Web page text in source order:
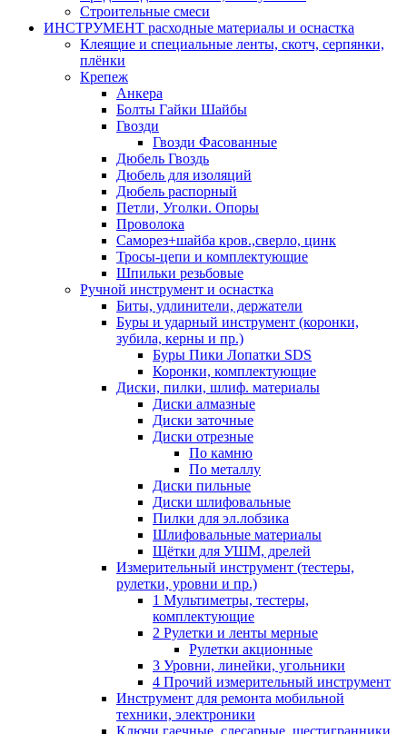
Строительные смеси
ИНСТРУМЕНТ расходные материалы и оснастка
Клеящие и специальные ленты, скотч, серпянки,
плёнки
Крепеж
Анкера
Болты Гайки Шайбы
Гвозди
Гвозди Фасованные
Дюбель Гвоздь
Дюбель для изоляций
Дюбель распорный
Петли, Уголки. Опоры
Проволока
Саморез+шайба кров.,сверло, цинк
Тросы-цепи и комплектующие
Шпильки резьбовые
Ручной инструмент и оснастка
Биты, удлинители, держатели
Буры и ударный инструмент (коронки,
зубила, керны и пр.)
Буры Пики Лопатки SDS
Коронки, комплектующие
Диски, пилки, шлиф. материалы
Диски алмазные
Диски заточные
Диски отрезные
По камню
По металлу
Диски пильные
Диски шлифовальные
Пилки для эл.лобзика
Шлифовальные материалы
Щётки для УШМ, дрелей
Измерительный инструмент (тестеры,
рулетки, уровни и пр.)
1 Мультиметры, тестеры,
комплектующие
2 Рулетки и ленты мерные
Рулетки акционные
3 Уровни, линейки, угольники
4 Прочий измерительный инструмент
Инструмент для ремонта мобильной
техники, электроники